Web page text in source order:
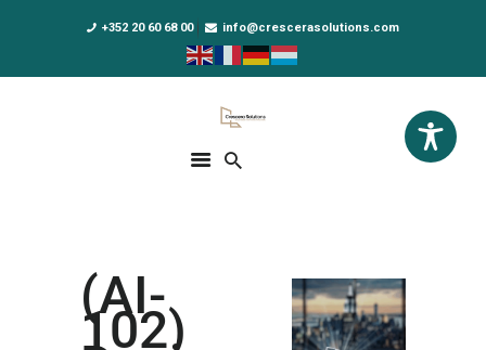
+352 20 60 68 00 info@crescerasolutions.com
Crescera Solutions
Solutions for your evolution
DPO AS A SERVICE
(AI-
102)